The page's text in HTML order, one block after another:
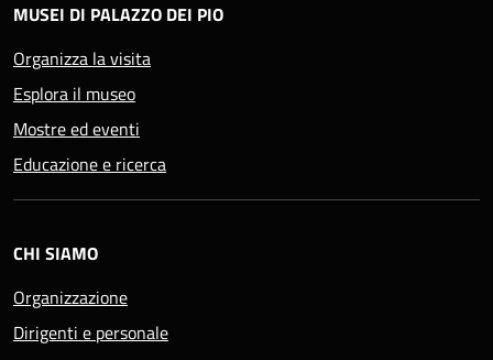
MUSEI DI PALAZZO DEI PIO
Organizza la visita
Esplora il museo
Mostre ed eventi
Educazione e ricerca
CHI SIAMO
Organizzazione
Dirigenti e personale